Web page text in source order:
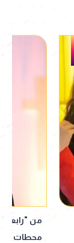
من "رابعة
محطات في مشوار